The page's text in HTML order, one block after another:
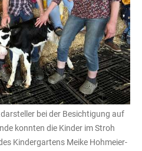
bei der Besichtigung auf
konnten die Kinder im Stroh
Kindergartens Meike Hohmeier-